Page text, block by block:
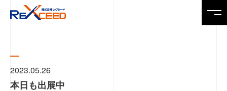
Top
2023.05.26
本日も出展中